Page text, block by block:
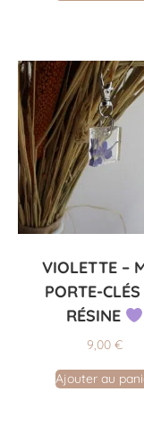
VIOLETTE –
PORTE-CLÉS
RÉSINE
9,00 €
Ajouter au